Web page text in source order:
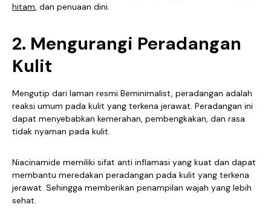
hitam , dan penuaan dini.
2. Mengurangi Peradangan
Kulit
Mengutip dari laman resmi Beminimalist, peradangan adalah
reaksi umum pada kulit yang terkena jerawat. Peradangan ini
dapat menyebabkan kemerahan, pembengkakan, dan rasa
tidak nyaman pada kulit.
Niacinamide memiliki sifat anti inflamasi yang kuat dan dapat
membantu meredakan peradangan pada kulit yang terkena
jerawat. Sehingga memberikan penampilan wajah yang lebih
sehat.